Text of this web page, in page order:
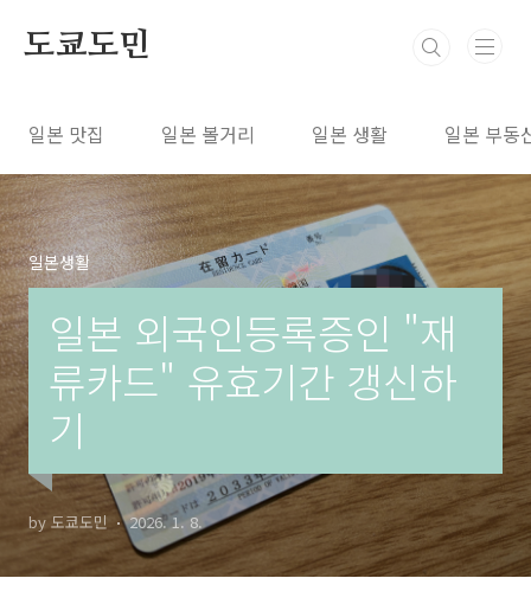
도쿄도민
일본 맛집 일본 볼거리 일본 생활 일본 부동
일본생활
일본 외국인등록증인 "재
류카드" 유효기간 갱신하
기
by 도쿄도민 2026. 1. 8.